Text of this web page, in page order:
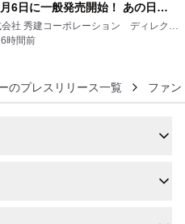
6日に一般発売開始！ あの日の
奮が今甦る
会社 秀建コーポレーション ディレクト
ギャラリー
時間前
のプレスリリース一覧 ファン